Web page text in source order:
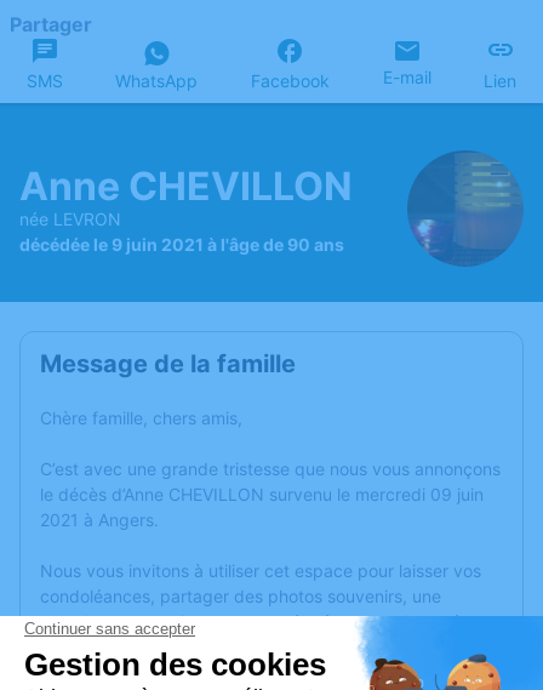
Partager
SMS WhatsApp Facebook E-mail Lien
Anne CHEVILLON
née LEVRON
décédée le 9 juin 2021 à l'âge de 90 ans
Message de la famille
Chère famille, chers amis,
C’est avec une grande tristesse que nous vous annonçons
le décès d’Anne CHEVILLON survenu le mercredi 09 juin
2021 à Angers.
Nous vous invitons à utiliser cet espace pour laisser vos
condoléances, partager des photos souvenirs, une
anecdote ou exprimer vos pensées à travers des poèmes
ou des textes. Cet endroit est un lieu d'expression dédié à
honorer la mémoire d’Anne CHEVILLON.